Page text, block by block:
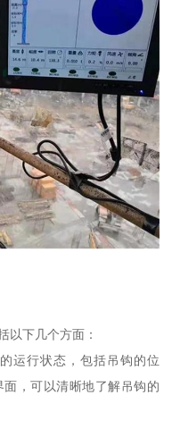
以下几个方面：
运行状态，包括吊钩的位
，可以清晰地了解吊钩的